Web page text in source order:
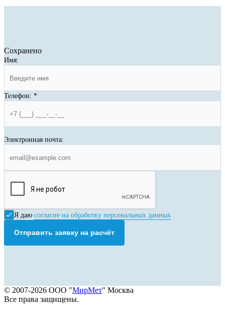
Сохранено
Имя:
Телефон: *
Электронная почта:
Я даю согласие на обработку персональных данных
Отправить заявку на расчёт
© 2007-2026 ООО "МирМет" Москва
Все права защищены.